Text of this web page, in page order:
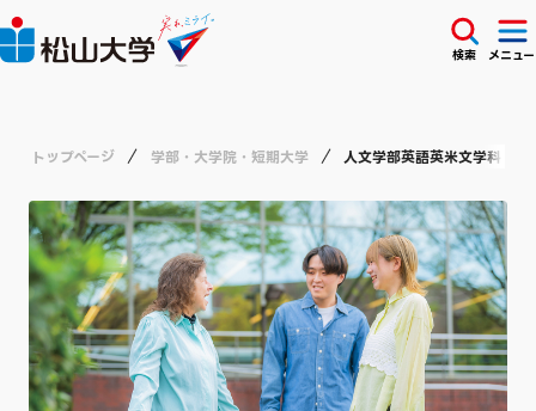
検索 メニュー
トップページ 学部・大学院・短期大学 人文学部英語英米文学科